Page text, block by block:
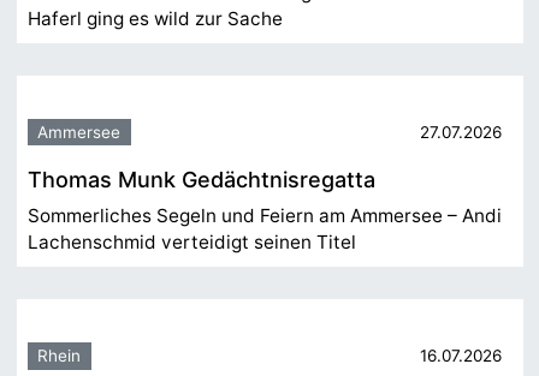
Haferl ging es wild zur Sache
Ammersee 27.07.2026
Thomas Munk Gedächtnisregatta
Sommerliches Segeln und Feiern am Ammersee – Andi
Lachenschmid verteidigt seinen Titel
Rhein 16.07.2026